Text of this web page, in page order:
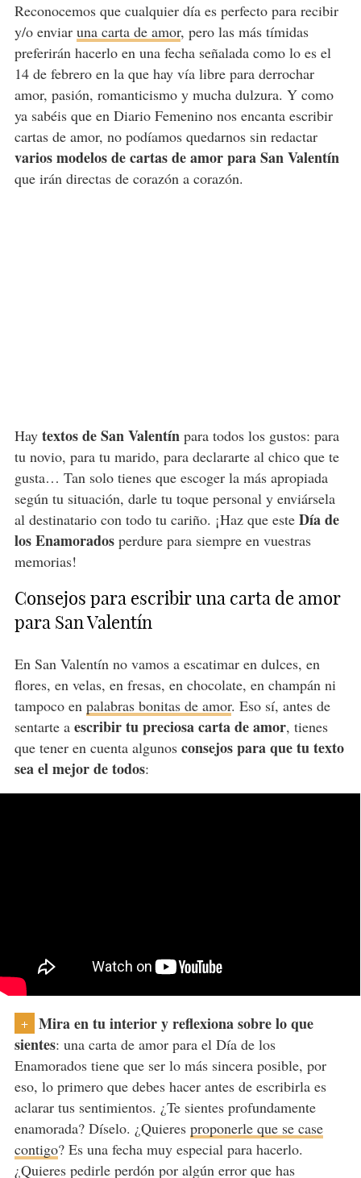
Reconocemos que cualquier día es perfecto para recibir
y/o enviar una carta de amor, pero las más tímidas
preferirán hacerlo en una fecha señalada como lo es el
14 de febrero en la que hay vía libre para derrochar
amor, pasión, romanticismo y mucha dulzura. Y como
ya sabéis que en Diario Femenino nos encanta escribir
cartas de amor, no podíamos quedarnos sin redactar
varios modelos de cartas de amor para San Valentín
que irán directas de corazón a corazón.
Hay textos de San Valentínpara todos los gustos: para
tu novio, para tu marido, para declararte al chico que te
gusta… Tan solo tienes que escoger la más apropiada
según tu situación, darle tu toque personal y enviársela
al destinatario con todo tu cariño. ¡Haz que este Día de
los Enamoradosperdure para siempre en vuestras
memorias!
Consejos para escribir una carta de amor
para San Valentín
En San Valentín no vamos a escatimar en dulces, en
flores, en velas, en fresas, en chocolate, en champán ni
tampoco en palabras bonitas de amor. Eso sí, antes de
sentarte a escribir tu preciosa carta de amor, tienes
que tener en cuenta algunos consejos para que tu texto
sea el mejor de todos:
+
Mira en tu interior y reflexiona sobre lo que
sientes: una carta de amor para el Día de los
Enamorados tiene que ser lo más sincera posible, por
eso, lo primero que debes hacer antes de escribirla es
aclarar tus sentimientos. ¿Te sientes profundamente
enamorada? Díselo. ¿Quieres proponerle que se case
contigo? Es una fecha muy especial para hacerlo.
¿Quieres pedirle perdón por algún error que has